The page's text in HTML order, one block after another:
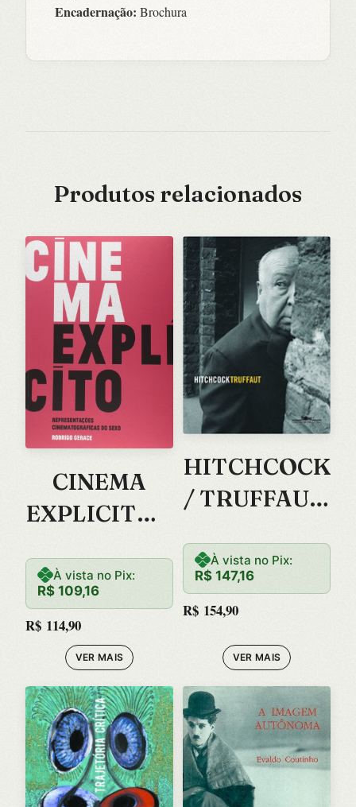
Encadernação: Brochura
Produtos relacionados
CINEMA
EXPLICITO –
ACOES
CINEMATOG
RAFICAS DO
SEXO
À vista no Pix:
R$ 109,16
R$ 114,90
VER MAIS
HITCHCOCK
/ TRUFFAUT:
AS
À vista no Pix:
R$ 147,16
R$ 154,90
VER MAIS